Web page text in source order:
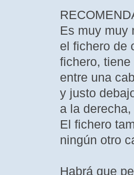
Es muy muy
el fichero de
fichero,
entre una
y justo
a la
El fichero
ningún otro
Habrá que